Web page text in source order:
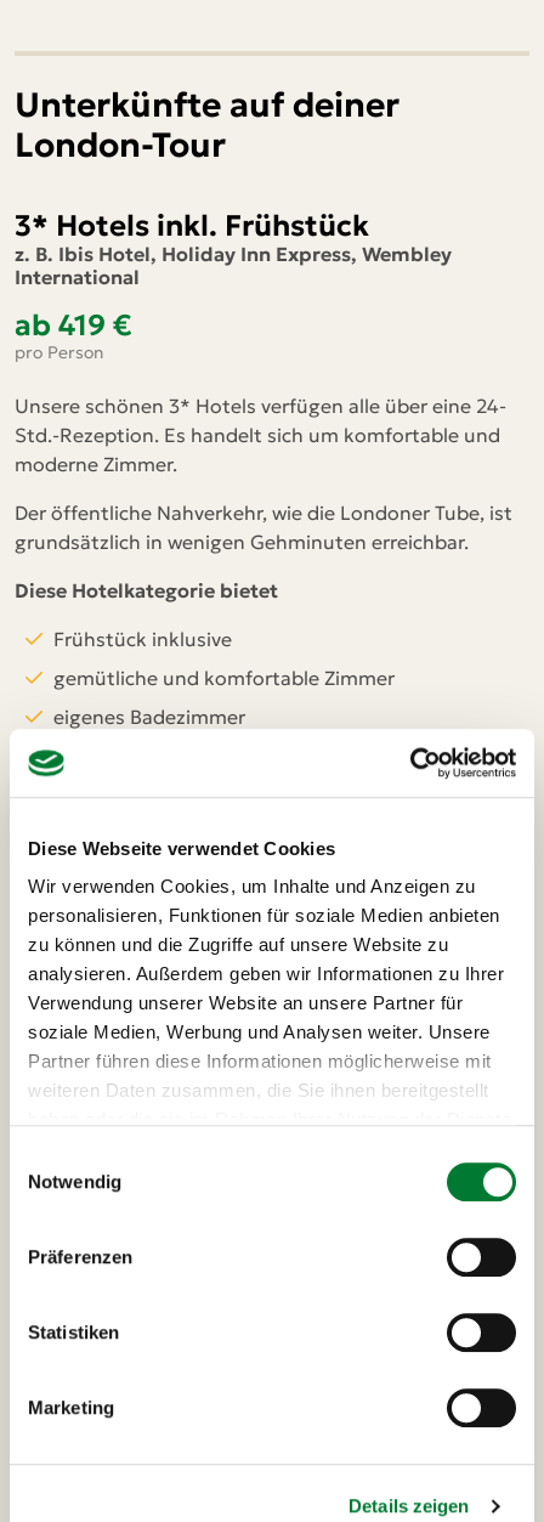
Diese Webseite verwendet Cookies
Wir verwenden Cookies, um Inhalte und Anzeigen zu
personalisieren, Funktionen für soziale Medien anbieten
zu können und die Zugriffe auf unsere Website zu
analysieren. Außerdem geben wir Informationen zu Ihrer
Verwendung unserer Website an unsere Partner für
soziale Medien, Werbung und Analysen weiter. Unsere
Partner führen diese Informationen möglicherweise mit
weiteren Daten zusammen, die Sie ihnen bereitgestellt
Notwendig
Präferenzen
Statistiken
Marketing
Details zeigen
Unterkünfte auf deiner
London-Tour
3* Hotels inkl. Frühstück
z. B. Ibis Hotel, Holiday Inn Express, Wembley
International
ab 419 €
pro Person
Unsere schönen 3* Hotels verfügen alle über eine 24-
Std.-Rezeption. Es handelt sich um komfortable und
moderne Zimmer.
Der öffentliche Nahverkehr, wie die Londoner Tube, ist
grundsätzlich in wenigen Gehminuten erreichbar.
Diese Hotelkategorie bietet
Frühstück inklusive
gemütliche und komfortable Zimmer
eigenes Badezimmer
24-Std.-Rezeption
* das Mitbringen eines Adapters EU/UK wird
begrenztes Kontingent an Adaptern (ggf. Gebühr).
Ausflüge und Highlights